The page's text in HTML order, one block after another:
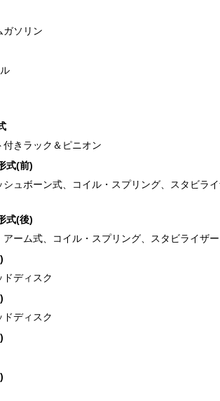
ガソリン
きラック＆ピニオン
式(前)
シュボーン式、コイル・スプリング、スタビラ
式(後)
アーム式、コイル・スプリング、スタビライザー
ディスク
ディスク